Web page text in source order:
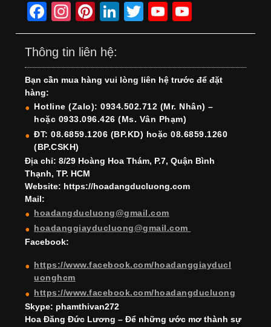
F
a
c
e
b
o
o
k
In
st
a
gr
a
m
Pi
nt
er
e
st
Li
n
e
dI
n
T
wi
er
Y
o
T
u
b
e
o
T
u
b
e
h
Thông tin liên hệ:
Bạn cần mua hàng vui lòng liên hệ trước để đặt
hàng:
Hotline (Zalo): 0934.502.712 (Mr. Nhân) –
hoặc 0933.096.426 (Ms. Vân Phạm)
ĐT: 08.6859.1206 (BP.KD) hoặc 08.6859.1260
(BP.CSKH)
Địa chỉ: 8/29 Hoàng Hoa Thám, P.7, Quận Bình
Thạnh, TP. HCM
Website: https://hoadangducluong.com
Mail:
hoadangducluong@gmail.com
hoadanggiayducluong@gmail.com
Facebook:
https://www.facebook.com/hoadanggiayducl
uonghcm
https://www.facebook.com/hoadangducluong
Skype: phamthivan272
Hoa Đăng Đức Lương – Để những ước mơ thành sự